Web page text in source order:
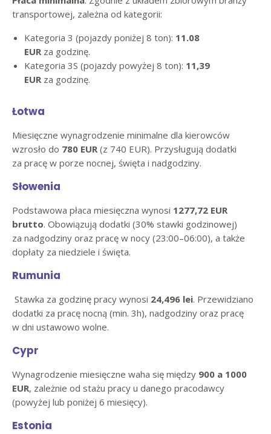
transportowej, zależna od kategorii:
Kategoria 3 (pojazdy poniżej 8 ton): 11.08
EUR za godzinę.
Kategoria 3S (pojazdy powyżej 8 ton): 11,39
EUR za godzinę.
Łotwa
Miesięczne wynagrodzenie minimalne dla kierowców
wzrosło do 780 EUR (z 740 EUR). Przysługują dodatki
za pracę w porze nocnej, święta i nadgodziny.
Słowenia
Podstawowa płaca miesięczna wynosi 1277,72 EUR
brutto. Obowiązują dodatki (30% stawki godzinowej)
za nadgodziny oraz pracę w nocy (23:00–06:00), a także
dopłaty za niedziele i święta.
Rumunia
Stawka za godzinę pracy wynosi 24,496 lei. Przewidziano
dodatki za pracę nocną (min. 3h), nadgodziny oraz pracę
w dni ustawowo wolne.
Cypr
Wynagrodzenie miesięczne waha się między 900 a 1000
EUR, zależnie od stażu pracy u danego pracodawcy
(powyżej lub poniżej 6 miesięcy).
Estonia